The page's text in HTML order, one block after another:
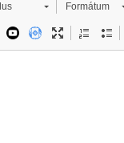
Formátum